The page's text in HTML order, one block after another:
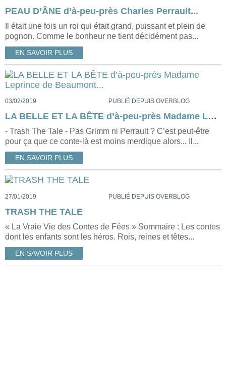
PEAU D’ÂNE d’à-peu-près Charles Perrault...
Il était une fois un roi qui était grand, puissant et plein de
pognon. Comme le bonheur ne tient décidément pas...
EN SAVOIR PLUS
03/02/2019 PUBLIÉ DEPUIS OVERBLOG
LA BELLE ET LA BÊTE d’à-peu-près Madame Leprince de Beaumont...
- Trash The Tale - Pas Grimm ni Perrault ? C’est peut-être
pour ça que ce conte-là est moins merdique alors... Il...
EN SAVOIR PLUS
27/01/2019 PUBLIÉ DEPUIS OVERBLOG
TRASH THE TALE
« La Vraie Vie des Contes de Fées » Sommaire : Les contes
dont les enfants sont les héros. Rois, reines et têtes...
EN SAVOIR PLUS